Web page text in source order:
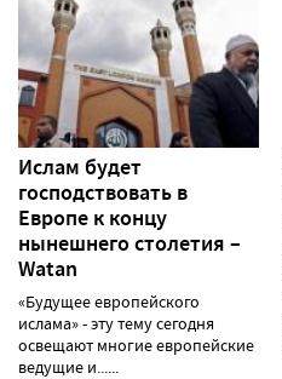
Ислам будет
господствовать в
Европе к концу
нынешнего столетия –
Watan
«Будущее европейского
ислама» - эту тему сегодня
освещают многие европейские
ведущие и......